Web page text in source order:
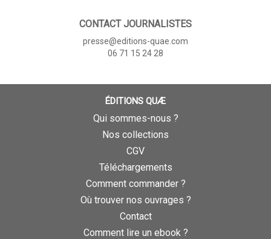
CONTACT JOURNALISTES
presse@editions-quae.com
06 71 15 24 28
ÉDITIONS QUÆ
Qui sommes-nous ?
Nos collections
CGV
Téléchargements
Comment commander ?
Où trouver nos ouvrages ?
Contact
Comment lire un ebook ?